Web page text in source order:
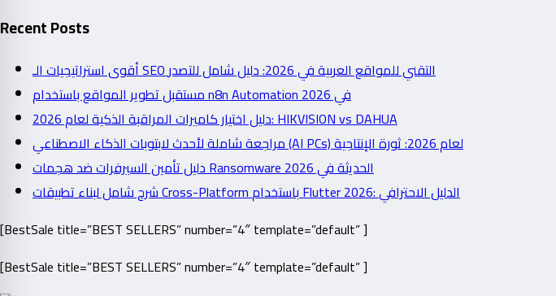
Recent Posts
أقوى استراتيجيات الـ SEO التقني للمواقع العربية في 2026: دليل شامل للتصدر
مستقبل تطوير المواقع باستخدام n8n Automation في 2026
دليل اختيار كاميرات المراقبة الذكية لعام 2026: HIKVISION vs DAHUA
مراجعة شاملة لأحدث لابتوبات الذكاء الاصطناعي (AI PCs) لعام 2026: ثورة الإنتاجية
دليل تأمين السيرفرات ضد هجمات Ransomware الحديثة في 2026
شرح شامل لبناء تطبيقات Cross-Platform باستخدام Flutter 2026: الدليل الاحترافي
[BestSale title=”BEST SELLERS” number=”4″ template=”default” ]
[BestSale title=”BEST SELLERS” number=”4″ template=”default” ]